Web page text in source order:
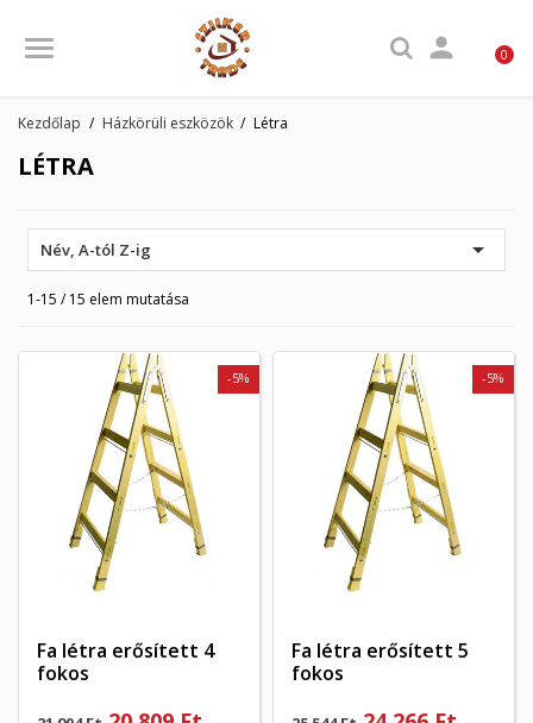
 0
Kezdőlap Házkörüli eszközök Létra
LÉTRA
Név, A-tól Z-ig 
1-15 / 15 elem mutatása
Fa létra erősített 4
fokos
-5%
Fa létra erősített 5
fokos
-5%